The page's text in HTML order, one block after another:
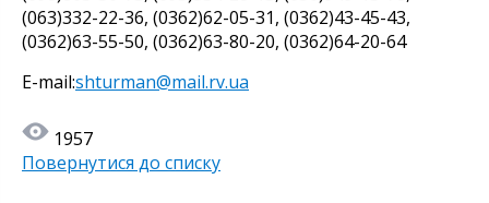
(063)332-22-36, (0362)62-05-31, (0362)43-45-43,
(0362)63-55-50, (0362)63-80-20, (0362)64-20-64
E-mail:shturman@mail.rv.ua
1957
Повернутися до списку